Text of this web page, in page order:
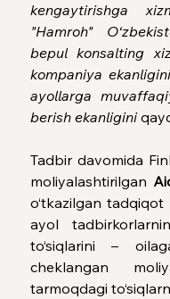
kengaytirishga
"Hamroh"
bepul konsalting
kompaniya
ayollarga
berish ekanligini
Tadbir davomida
moliyalashtirilgan
o‘tkazilgan
ayol
to‘siqlarini –
cheklangan
tarmoqdagi